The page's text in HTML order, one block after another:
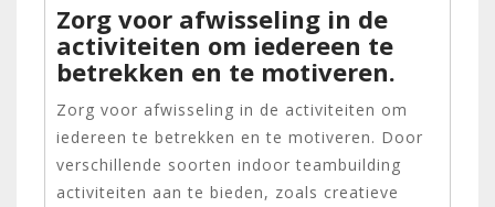
Zorg voor afwisseling in de
activiteiten om iedereen te
betrekken en te motiveren.
Zorg voor afwisseling in de activiteiten om
iedereen te betrekken en te motiveren. Door
verschillende soorten indoor teambuilding
activiteiten aan te bieden, zoals creatieve